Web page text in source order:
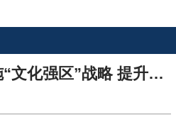
南阳市卧龙区：实施“文化强区”战略 提升发展实力